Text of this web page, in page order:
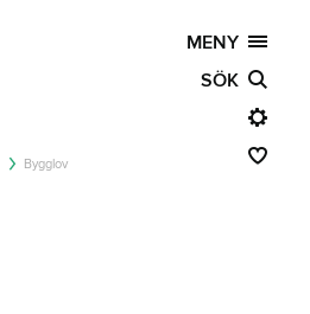
MENY
SÖK
Bygglov